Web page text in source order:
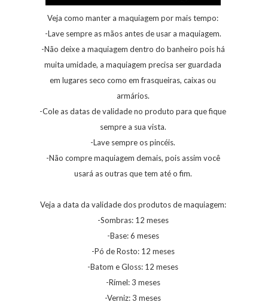
Veja como manter a maquiagem por mais tempo:
-Lave sempre as mãos antes de usar a maquiagem.
-Não deixe a maquiagem dentro do banheiro pois há
muita umidade, a maquiagem precisa ser guardada
em lugares seco como em frasqueiras, caixas ou
armários.
-Cole as datas de validade no produto para que fique
sempre a sua vista.
-Lave sempre os pincéis.
-Não compre maquiagem demais, pois assim você
usará as outras que tem até o fim.
Veja a data da validade dos produtos de maquiagem:
-Sombras: 12 meses
-Base: 6 meses
-Pó de Rosto: 12 meses
-Batom e Gloss: 12 meses
-Rímel: 3 meses
-Verniz: 3 meses